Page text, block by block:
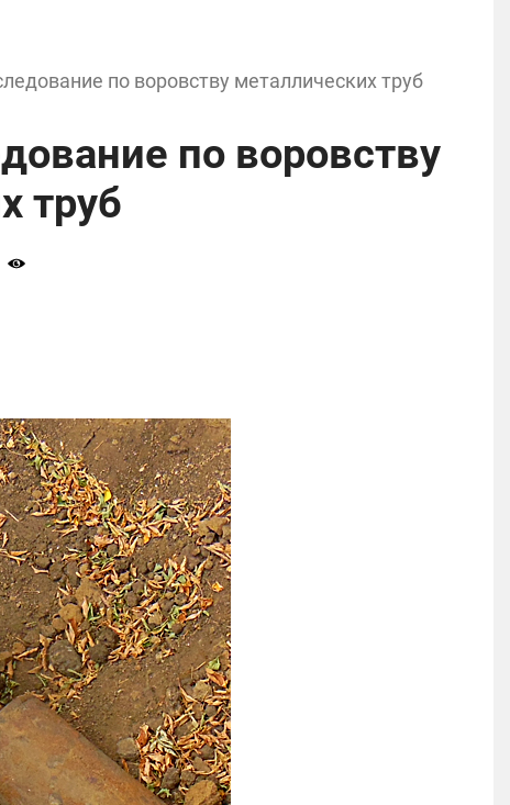
по воровству металлических труб
по воровству
труб